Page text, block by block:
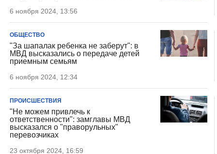
6 ноября 2024, 13:56
ОБЩЕСТВО
"За шапалак ребенка не заберут": в
МВД высказались о передаче детей
приемным семьям
6 ноября 2024, 12:34
ПРОИСШЕСТВИЯ
"Не можем привлечь к
ответственности": замглавы МВД
высказался о "праворульных"
перевозчиках
23 октября 2024, 16:59